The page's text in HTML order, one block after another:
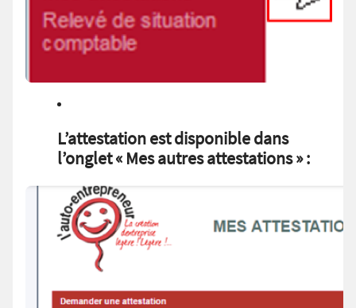
L’attestation est disponible dans
l’onglet « Mes autres attestations » :